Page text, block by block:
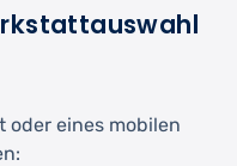
oder eines mobilen